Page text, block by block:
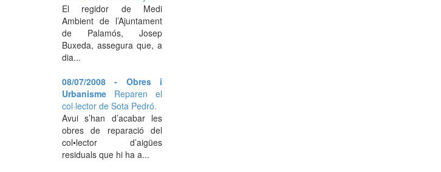
El regidor de Medi
Ambient de l’Ajuntament
de Palamós, Josep
Buxeda, assegura que, a
dia...
08/07/2008 - Obres i
Urbanisme Reparen el
col·lector de Sota Pedró.
Avui s’han d’acabar les
obres de reparació del
col•lector d’aigües
residuals que hi ha a...